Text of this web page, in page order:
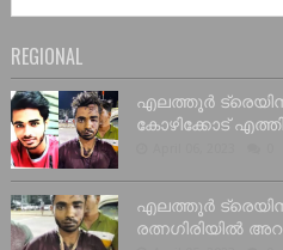
REGIONAL
എലത്തൂർ
കോഴിക്കോട്
എലത്തൂർ
രത്നഗിരിയിൽ